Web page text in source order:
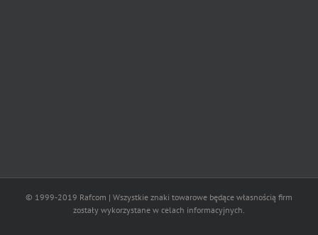
© 1999-2019 Rafcom | Wszystkie znaki towarowe będące własnością firm
zostały wykorzystane w celach informacyjnych.